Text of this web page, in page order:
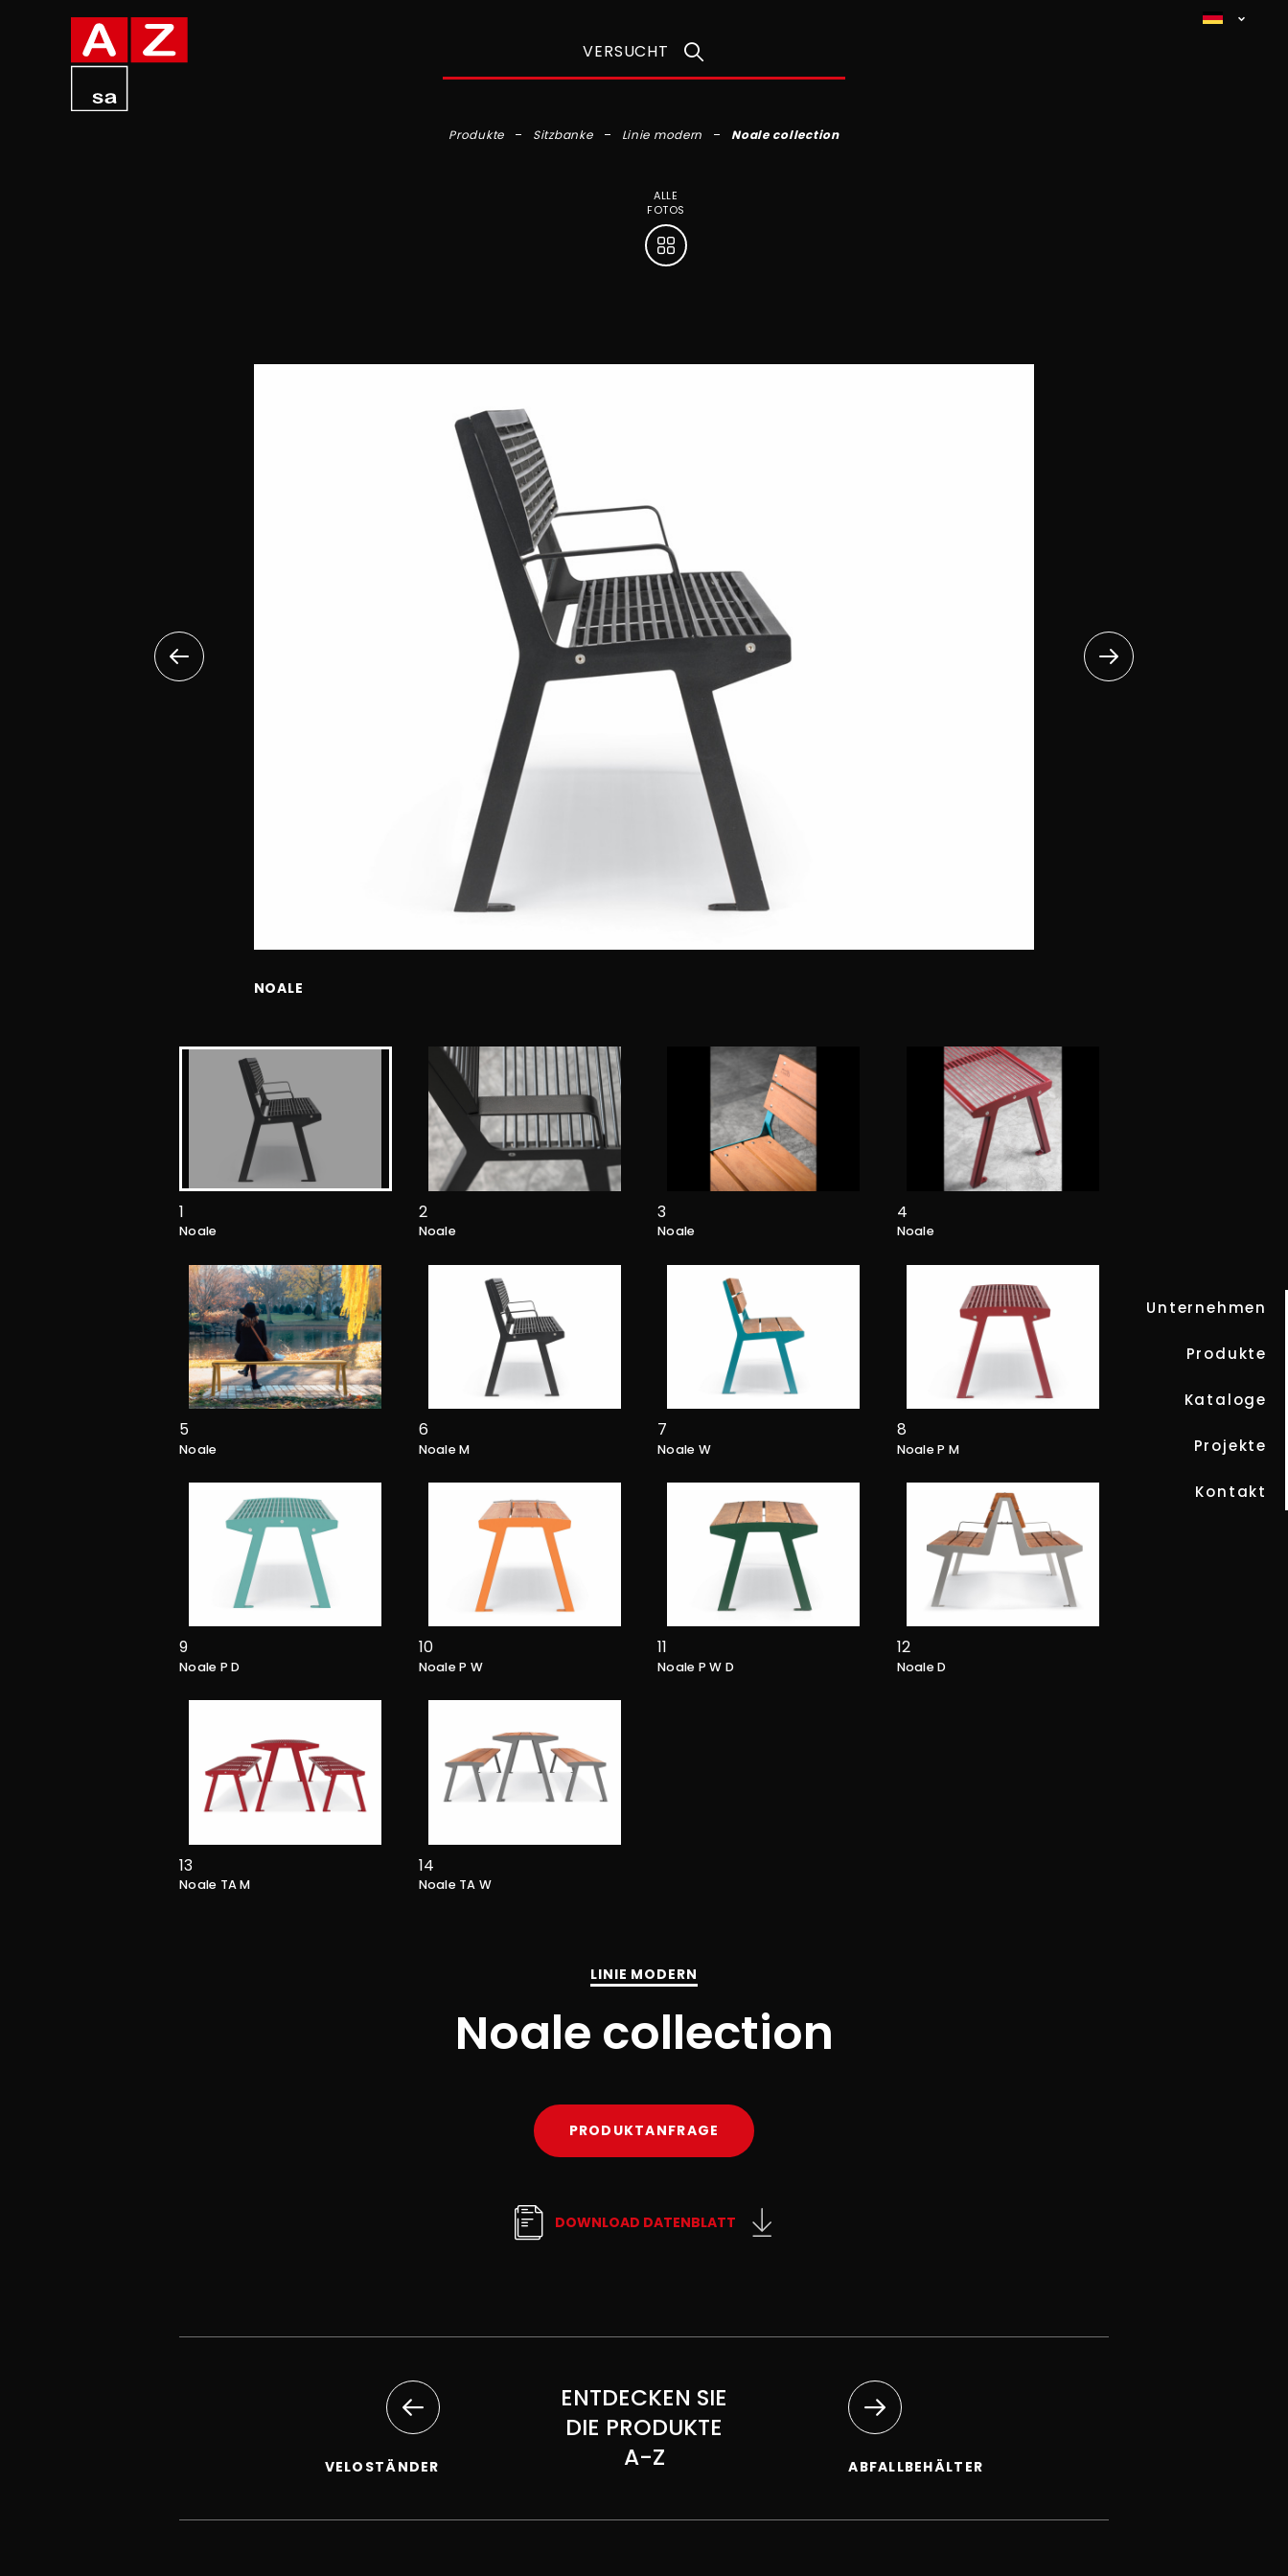
VERSUCHT
Unternehmen
Produkte
Kataloge
Projekte
Kontakt
Produkte Sitzbanke Linie modern Noale collection
ALLE
FOTOS
NOALE
1
Noale
2
Noale
3
Noale
4
Noale
5
Noale
6
Noale M
7
Noale W
8
Noale P M
9
Noale P D
10
Noale P W
11
Noale P W D
12
Noale D
13
Noale TA M
14
Noale TA W
LINIE MODERN
Noale collection
PRODUKTANFRAGE
DOWNLOAD DATENBLATT
ENTDECKEN SIE
DIE PRODUKTE
A-Z
VELOSTÄNDER ABFALLBEHÄLTER